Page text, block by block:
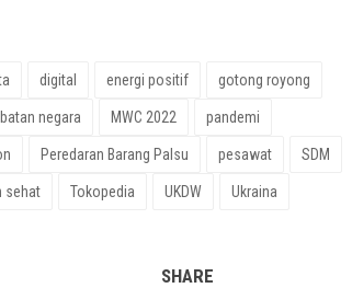
digital energi positif gotong royong
negara MWC 2022 pandemi
Peredaran Barang Palsu pesawat SDM
sehat Tokopedia UKDW Ukraina
SHARE